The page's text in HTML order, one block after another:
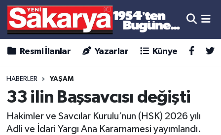
Resmi İlanlar Yazarlar Künye
HABERLER YAŞAM
33 ilin Başsavcısı değişti
Hakimler ve Savcılar Kurulu’nun (HSK) 2026 yılı
Adli ve İdari Yargı Ana Kararnamesi yayımlandı.